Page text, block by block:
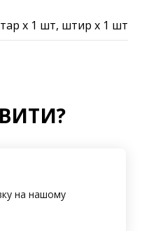
х 1 шт, штир х 1 шт
на нашому